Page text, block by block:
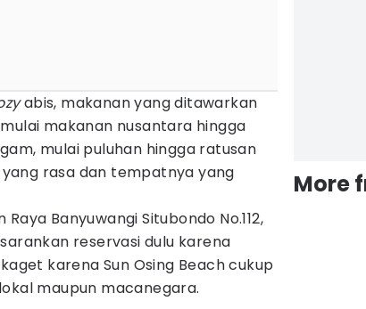
abis, makanan yang ditawarkan
makanan nusantara hingga
mulai puluhan hingga ratusan
rasa dan tempatnya yang
Banyuwangi Situbondo No.112,
reservasi dulu karena
karena Sun Osing Beach cukup
maupun macanegara.
More